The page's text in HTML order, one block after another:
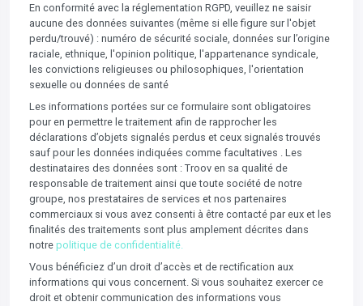
En conformité avec la réglementation RGPD, veuillez ne saisir
aucune des données suivantes (même si elle figure sur l'objet
perdu/trouvé) : numéro de sécurité sociale, données sur l’origine
raciale, ethnique, l'opinion politique, l'appartenance syndicale,
les convictions religieuses ou philosophiques, l'orientation
sexuelle ou données de santé
Les informations portées sur ce formulaire sont obligatoires
pour en permettre le traitement afin de rapprocher les
déclarations d’objets signalés perdus et ceux signalés trouvés
sauf pour les données indiquées comme facultatives . Les
destinataires des données sont : Troov en sa qualité de
responsable de traitement ainsi que toute société de notre
groupe, nos prestataires de services et nos partenaires
commerciaux si vous avez consenti à être contacté par eux et les
finalités des traitements sont plus amplement décrites dans
notre politique de confidentialité.
Vous bénéficiez d’un droit d’accès et de rectification aux
informations qui vous concernent. Si vous souhaitez exercer ce
droit et obtenir communication des informations vous